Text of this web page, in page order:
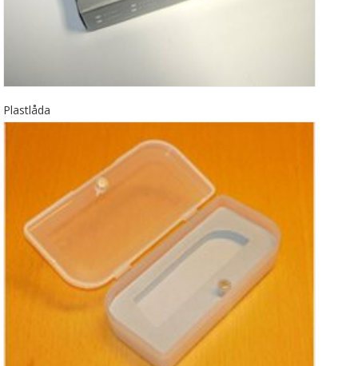
Plastlåda